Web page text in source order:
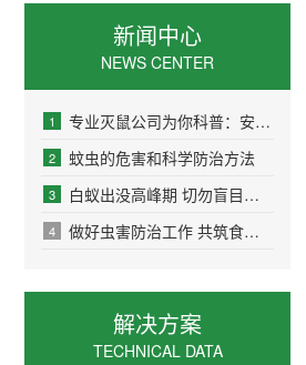
新闻中心
NEWS CENTER
1 专业灭鼠公司为你科普：安全灭鼠小妙招
2 蚊虫的危害和科学防治方法
3 白蚁出没高峰期 切勿盲目消杀
4 做好虫害防治工作 共筑食品安全防线
解决方案
TECHNICAL DATA